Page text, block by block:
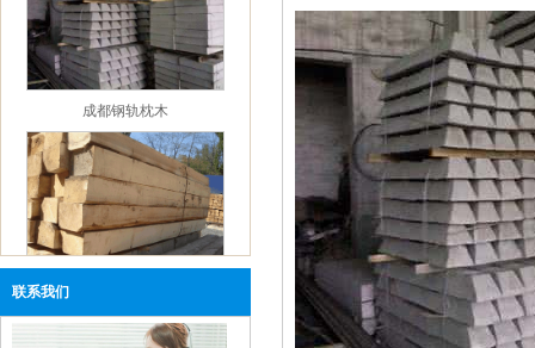
【企业资讯】成都市鑫红鑫年会观点回顾——
钢铁篇
【企业资讯】四川钢轨杨坤：2019年1-11月全国
一般公共预算支出同比增长7.7%
【企业资讯】成都鑫红鑫钢轨：12月京津冀施
工企业建材采购量环比降8.49%
【企业资讯】四川钢轨：钢铁行业下游一周动
态及点评（20191215）
【企业资讯】四川钢轨：2020年钢价仍处于下
跌通道中
【企业资讯】成都钢轨：河北省启动区域一重
污染天气Ⅱ级应急响应
四川钢轨枕木
联系我们